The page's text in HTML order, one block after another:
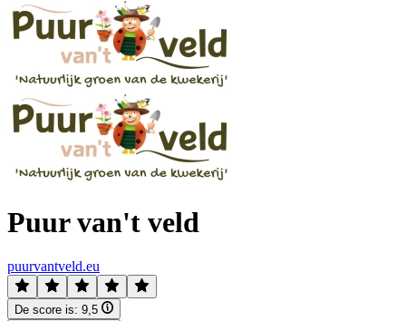
Puur van't veld
puurvantveld.eu
De score is: 9,5